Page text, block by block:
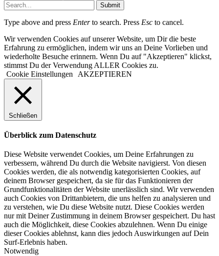
Submit
Type above and press Enterto search. Press Esc to cancel.
Wir verwenden Cookies auf unserer Website, um Dir die beste
Erfahrung zu ermöglichen, indem wir uns an Deine Vorlieben und
wiederholte Besuche erinnern. Wenn Du auf "Akzeptieren" klickst,
stimmst Du der Verwendung ALLER Cookies zu.
Cookie Einstellungen
AKZEPTIEREN
Schließen
Überblick zum Datenschutz
Diese Website verwendet Cookies, um Deine Erfahrungen zu
verbessern, während Du durch die Website navigierst. Von diesen
Cookies werden, die als notwendig kategorisierten Cookies, auf
deinem Browser gespeichert, da sie für das Funktionieren der
Grundfunktionalitäten der Website unerlässlich sind. Wir verwenden
auch Cookies von Drittanbietern, die uns helfen zu analysieren und
zu verstehen, wie Du diese Website nutzt. Diese Cookies werden
nur mit Deiner Zustimmung in deinem Browser gespeichert. Du hast
auch die Möglichkeit, diese Cookies abzulehnen. Wenn Du einige
dieser Cookies ablehnst, kann dies jedoch Auswirkungen auf Dein
Surf-Erlebnis haben.
Notwendig